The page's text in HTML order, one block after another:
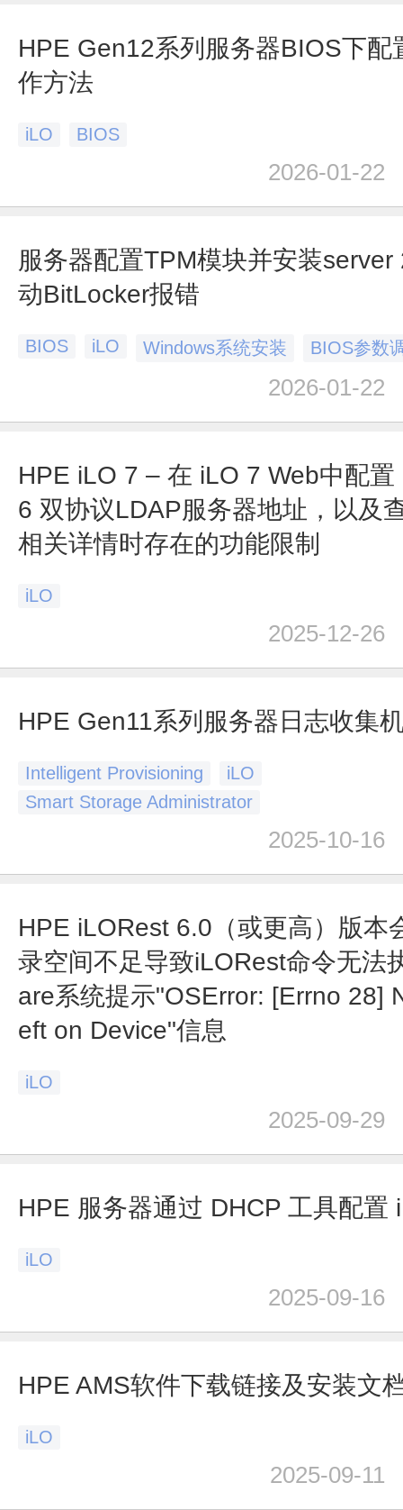
HPE Gen12系列服务器BIOS下配
作方法
iLO BIOS
2026-01-22
服务器配置TPM模块并安装server
动BitLocker报错
BIOS iLO Windows系统安装 BIOS参数
2026-01-22
HPE iLO 7 – 在 iLO 7 Web中配
6 双协议LDAP服务器地址，以及
相关详情时存在的功能限制
iLO
2025-12-26
HPE Gen11系列服务器日志收集
Intelligent Provisioning
iLO
Smart Storage Administrator
2025-10-16
HPE iLORest 6.0（或更高）版本
录空间不足导致iLORest命令无法
are系统提示"OSError: [Errno 28]
eft on Device"信息
iLO
2025-09-29
HPE 服务器通过 DHCP 工具配置
iLO
2025-09-16
HPE AMS软件下载链接及安装文
iLO
2025-09-11